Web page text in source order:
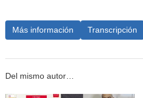
Más información Transcripción
Del mismo autor…